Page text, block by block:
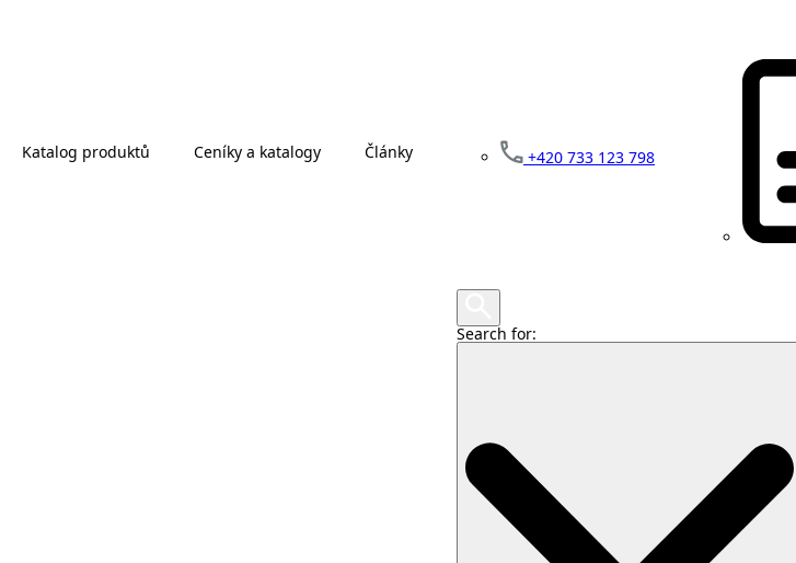
Katalog produktů Ceníky a katalogy Články +420 733 123 798
Search for: